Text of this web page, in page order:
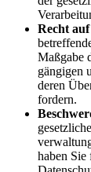
Recht
Maßgabe
gängigen
deren
fordern.
haben Sie